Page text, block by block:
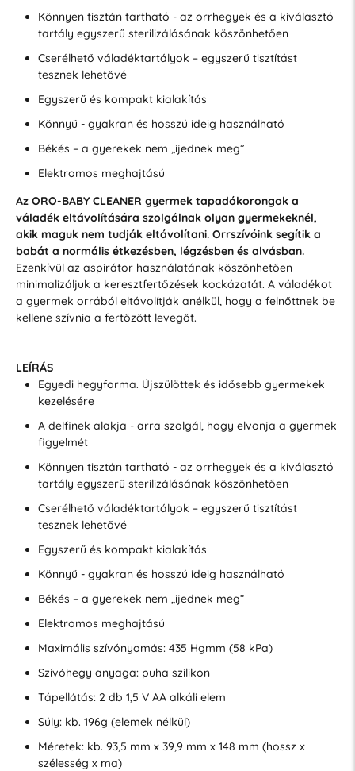
Könnyen tisztán tartható - az orrhegyek és a kiválasztó
tartály egyszerű sterilizálásának köszönhetően
Cserélhető váladéktartályok – egyszerű tisztítást
tesznek lehetővé
Egyszerű és kompakt kialakítás
Könnyű - gyakran és hosszú ideig használható
Békés – a gyerekek nem „ijednek meg”
Elektromos meghajtású
Az ORO-BABY CLEANER gyermek tapadókorongok a
váladék eltávolítására szolgálnak olyan gyermekeknél,
akik maguk nem tudják eltávolítani. Orrszívóink segítik a
babát a normális étkezésben, légzésben és alvásban.
Ezenkívül az aspirátor használatának köszönhetően
minimalizáljuk a keresztfertőzések kockázatát. A váladékot
a gyermek orrából eltávolítják anélkül, hogy a felnőttnek be
kellene szívnia a fertőzött levegőt.
LEÍRÁS
Egyedi hegyforma. Újszülöttek és idősebb gyermekek
kezelésére
A delfinek alakja - arra szolgál, hogy elvonja a gyermek
figyelmét
Könnyen tisztán tartható - az orrhegyek és a kiválasztó
tartály egyszerű sterilizálásának köszönhetően
Cserélhető váladéktartályok – egyszerű tisztítást
tesznek lehetővé
Egyszerű és kompakt kialakítás
Könnyű - gyakran és hosszú ideig használható
Békés – a gyerekek nem „ijednek meg”
Elektromos meghajtású
Maximális szívónyomás: 435 Hgmm (58 kPa)
Szívóhegy anyaga: puha szilikon
Tápellátás: 2 db 1,5 V AA alkáli elem
Súly: kb. 196g (elemek nélkül)
Méretek: kb. 93,5 mm x 39,9 mm x 148 mm (hossz x
szélesség x ma)